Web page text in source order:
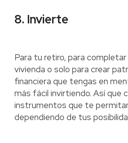
8. Invierte
Para tu retiro, para
vivienda o solo para crear
financiera que tengas en
más fácil invirtiendo. Así que
instrumentos que te
dependiendo de tus